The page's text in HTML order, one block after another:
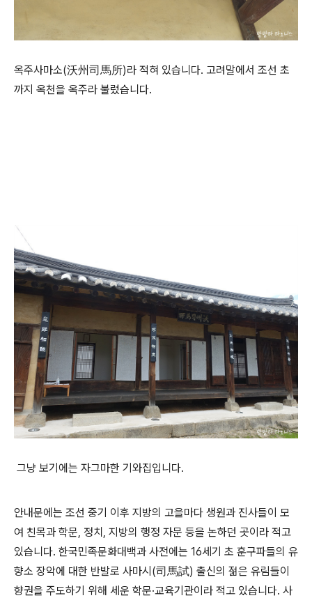
옥주사마소(沃州司馬所)라 적혀 있습니다. 고려말에서 조선 초
까지 옥천을 옥주라 불렀습니다.
그냥 보기에는 자그마한 기와집입니다.
안내문에는 조선 중기 이후 지방의 고을마다 생원과 진사들이 모
여 친목과 학문, 정치, 지방의 행정 자문 등을 논하던 곳이라 적고
있습니다. 한국민족문화대백과 사전에는 16세기 초 훈구파들의 유
향소 장악에 대한 반발로 사마시(司馬試) 출신의 젊은 유림들이
향권을 주도하기 위해 세운 학문·교육기관이라 적고 있습니다. 사